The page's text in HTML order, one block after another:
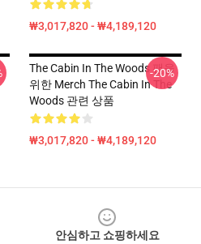
₩3,017,820 - ₩4,189,120
The Cabin In The Woods 팬을
위한 Merch The Cabin In The
Woods 관련 상품
₩3,017,820 - ₩4,189,120
-20%
안심하고 쇼핑하세요